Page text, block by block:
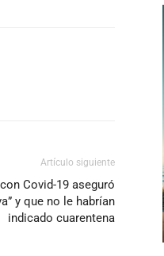
Artículo siguiente
Covid-19 aseguró
y que no le habrían
indicado cuarentena